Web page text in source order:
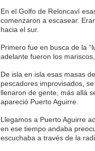
En el Golfo de Reloncaví
comenzaron a escasear.
hacia el sur.
Primero fue en busca de la
adelante fueron los
De isla en isla esas masas
pescadores improvisados,
llenaron de gente, más allá
apareció Puerto Aguirre.
Llegamos a Puerto Aguirre
en ese tiempo andaba
escuchaba a través de la